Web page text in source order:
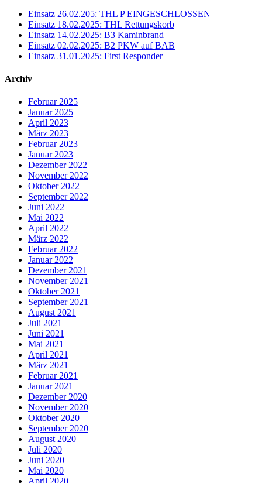
Einsatz 26.02.205: THL P EINGESCHLOSSEN
Einsatz 18.02.2025: THL Rettungskorb
Einsatz 14.02.2025: B3 Kaminbrand
Einsatz 02.02.2025: B2 PKW auf BAB
Einsatz 31.01.2025: First Responder
Archiv
Februar 2025
Januar 2025
April 2023
März 2023
Februar 2023
Januar 2023
Dezember 2022
November 2022
Oktober 2022
September 2022
Juni 2022
Mai 2022
April 2022
März 2022
Februar 2022
Januar 2022
Dezember 2021
November 2021
Oktober 2021
September 2021
August 2021
Juli 2021
Juni 2021
Mai 2021
April 2021
März 2021
Februar 2021
Januar 2021
Dezember 2020
November 2020
Oktober 2020
September 2020
August 2020
Juli 2020
Juni 2020
Mai 2020